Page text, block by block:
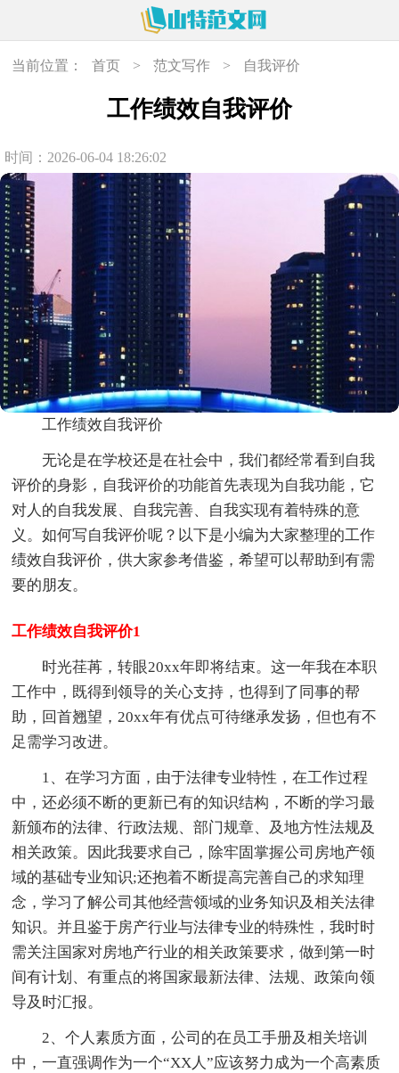
当前位置： 首页 > 范文写作 > 自我评价
工作绩效自我评价
时间：2026-06-04 18:26:02
工作绩效自我评价
无论是在学校还是在社会中，我们都经常看到自我
评价的身影，自我评价的功能首先表现为自我功能，它
对人的自我发展、自我完善、自我实现有着特殊的意
义。如何写自我评价呢？以下是小编为大家整理的工作
绩效自我评价，供大家参考借鉴，希望可以帮助到有需
要的朋友。
工作绩效自我评价1
时光荏苒，转眼20xx年即将结束。这一年我在本职
工作中，既得到领导的关心支持，也得到了同事的帮
助，回首翘望，20xx年有优点可待继承发扬，但也有不
足需学习改进。
1、在学习方面，由于法律专业特性，在工作过程
中，还必须不断的更新已有的知识结构，不断的学习最
新颁布的法律、行政法规、部门规章、及地方性法规及
相关政策。因此我要求自己，除牢固掌握公司房地产领
域的基础专业知识;还抱着不断提高完善自己的求知理
念，学习了解公司其他经营领域的业务知识及相关法律
知识。并且鉴于房产行业与法律专业的特殊性，我时时
需关注国家对房地产行业的相关政策要求，做到第一时
间有计划、有重点的将国家最新法律、法规、政策向领
导及时汇报。
2、个人素质方面，公司的在员工手册及相关培训
中，一直强调作为一个“XX人”应该努力成为一个高素质